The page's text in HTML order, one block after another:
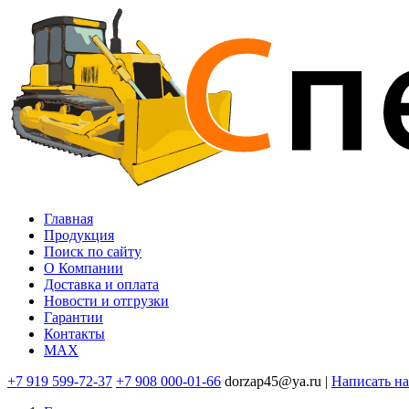
Перейти
основному
содержанию
Основная
навигация
Главная
Продукция
Поиск по сайту
O Компании
Доставка и оплата
Новости и отгрузки
Гарантии
Контакты
MAX
+7 919 599-72-37 +7 908 000-01-66 dorzap45@ya.ru | Написать